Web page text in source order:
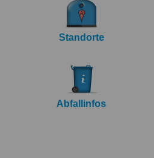
Standorte
Abfallinfos